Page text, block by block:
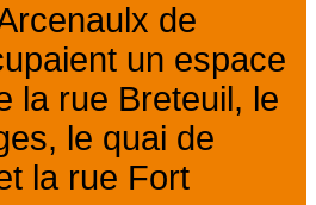
de
un espace
la rue Breteuil, le
le quai de
la rue Fort